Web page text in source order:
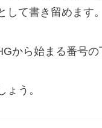
て書き留めます。
から始まる番号の
う。